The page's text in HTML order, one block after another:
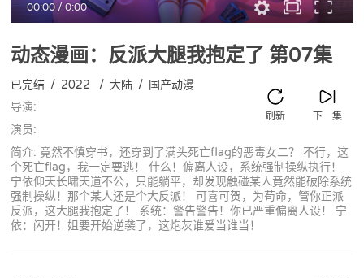
00:00/0:00
动态漫画：反派大腿我抱定了 第07集
下一集
刷新
已完结 / 2022 / 大陆 / 国产动漫
导演:
演员:
简介: 竟然不慎穿书，还穿到了满头死亡flag的恶毒女二？ 不行，这
个死亡flag，我一定要逃！ 什么！偏离人设，系统强制操纵执行！
宁依仰天长啸天道不公，只能躺平，却发现触碰某人竟然能破除系统
强制操纵！那个某人还是个大反派！ 可喜可贺，为苟命，管你正派
反派，这大腿我抱定了！ 系统：警告警告！你已严重偏离人设！ 宁
依：闪开！姐要开始逆袭了，这炮灰谁爱当谁当！